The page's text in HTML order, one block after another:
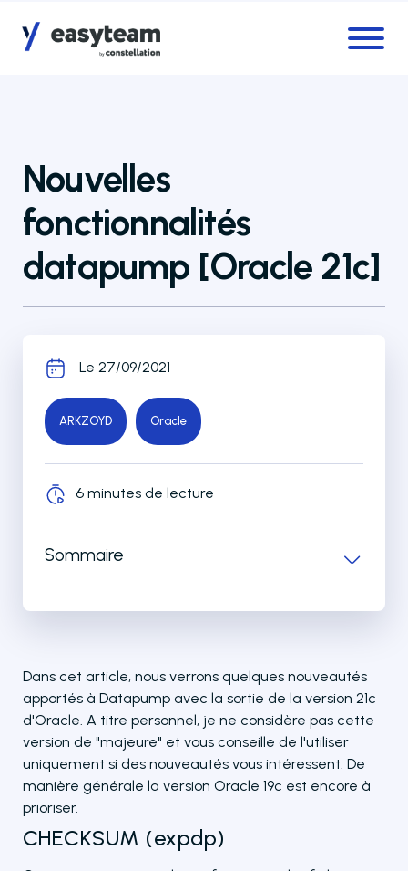
Nouvelles
fonctionnalités
datapump [Oracle 21c]
Le 27/09/2021
ARKZOYD Oracle
6 minutes de lecture
Sommaire
Dans cet article, nous verrons quelques nouveautés
apportés à Datapump avec la sortie de la version 21c
d'Oracle. A titre personnel, je ne considère pas cette
version de "majeure" et vous conseille de l'utiliser
uniquement si des nouveautés vous intéressent. De
manière générale la version Oracle 19c est encore à
prioriser.
CHECKSUM (expdp)